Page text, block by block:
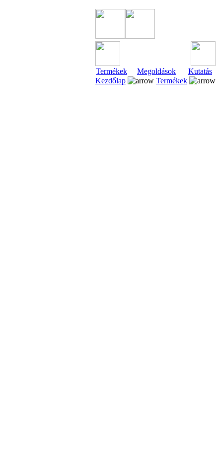
Termékek Megoldások Kutatás
Kezdőlap
Termékek